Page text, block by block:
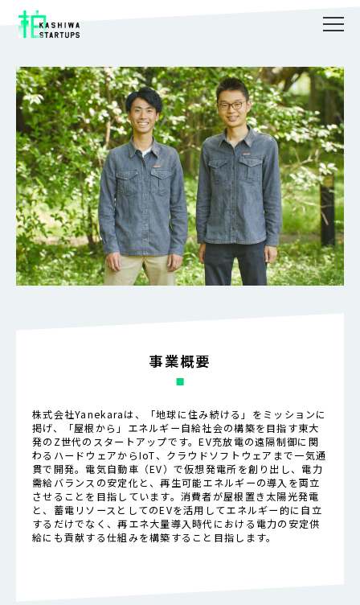
事業概要
株式会社Yanekaraは、「地球に住み続ける」をミッションに
掲げ、「屋根から」エネルギー自給社会の構築を目指す東大
発のZ世代のスタートアップです。EV充放電の遠隔制御に関
わるハードウェアからIoT、クラウドソフトウェアまで一気通
貫で開発。電気自動車（EV）で仮想発電所を創り出し、電力
需給バランスの安定化と、再生可能エネルギーの導入を両立
させることを目指しています。消費者が屋根置き太陽光発電
と、蓄電リソースとしてのEVを活用してエネルギー的に自立
するだけでなく、再エネ大量導入時代における電力の安定供
給にも貢献する仕組みを構築すること目指します。